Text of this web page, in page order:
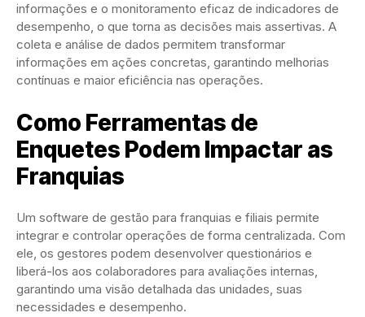
informações e o monitoramento eficaz de indicadores de
desempenho, o que torna as decisões mais assertivas. A
coleta e análise de dados permitem transformar
informações em ações concretas, garantindo melhorias
contínuas e maior eficiência nas operações.
Como Ferramentas de
Enquetes Podem Impactar as
Franquias
Um software de gestão para franquias e filiais permite
integrar e controlar operações de forma centralizada. Com
ele, os gestores podem desenvolver questionários e
liberá-los aos colaboradores para avaliações internas,
garantindo uma visão detalhada das unidades, suas
necessidades e desempenho.